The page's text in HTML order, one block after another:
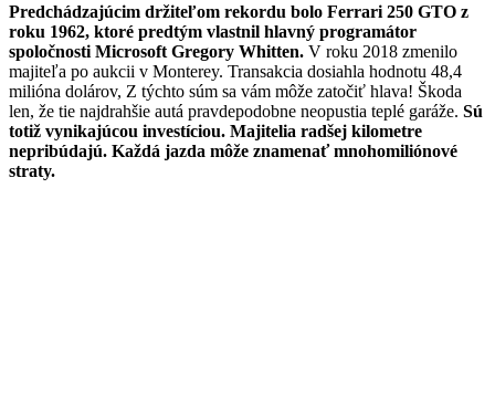
Predchádzajúcim držiteľom rekordu bolo Ferrari 250 GTO z
roku 1962, ktoré predtým vlastnil hlavný programátor
spoločnosti Microsoft Gregory Whitten. V roku 2018 zmenilo
majiteľa po aukcii v Monterey. Transakcia dosiahla hodnotu 48,4
milióna dolárov, Z týchto súm sa vám môže zatočiť hlava! Škoda
len, že tie najdrahšie autá pravdepodobne neopustia teplé garáže. Sú
totiž vynikajúcou investíciou. Majitelia radšej kilometre
nepribúdajú. Každá jazda môže znamenať mnohomiliónové
straty.